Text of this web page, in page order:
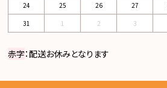
24
25 26 27
31
1 2 3
赤字：配送お休みとなります